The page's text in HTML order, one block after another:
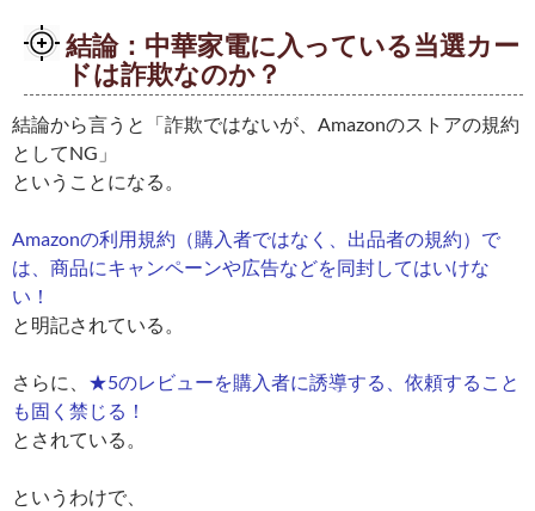
結論：中華家電に入っている当選カー
ドは詐欺なのか？
結論から言うと「詐欺ではないが、Amazonのストアの規約
としてNG」
ということになる。
Amazonの利用規約（購入者ではなく、出品者の規約）で
は、商品にキャンペーンや広告などを同封してはいけな
い！
と明記されている。
さらに、 ★5のレビューを購入者に誘導する、依頼すること
も固く禁じる！
とされている。
というわけで、